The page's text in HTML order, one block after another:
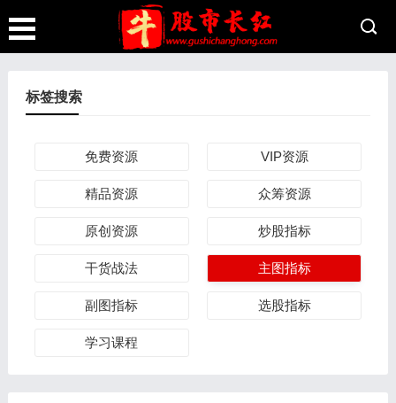
标签搜索
免费资源 VIP资源
精品资源 众筹资源
原创资源 炒股指标
干货战法 主图指标
副图指标 选股指标
学习课程